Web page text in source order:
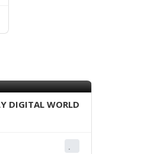
DIGITAL WORLD